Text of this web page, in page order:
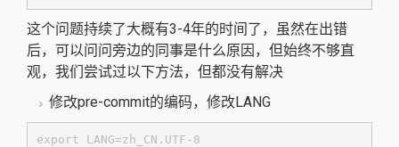
这个问题持续了大概有3-4年的时间了，虽然在出错
后，可以问问旁边的同事是什么原因，但始终不够直
观，我们尝试过以下方法，但都没有解决
修改pre-commit的编码，修改LANG
export LANG=zh_CN.UTF-8